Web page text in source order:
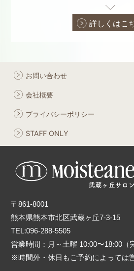
詳しくはこ
お問い合わせ
会社概要
プライバシーポリシー
STAFF ONLY
〒861-8001
熊本県熊本市北区武蔵ヶ丘7-3-15
TEL:096-288-5505
営業時間：月～土曜 10:00〜18:00（
※時間外・休日もご予約によっては